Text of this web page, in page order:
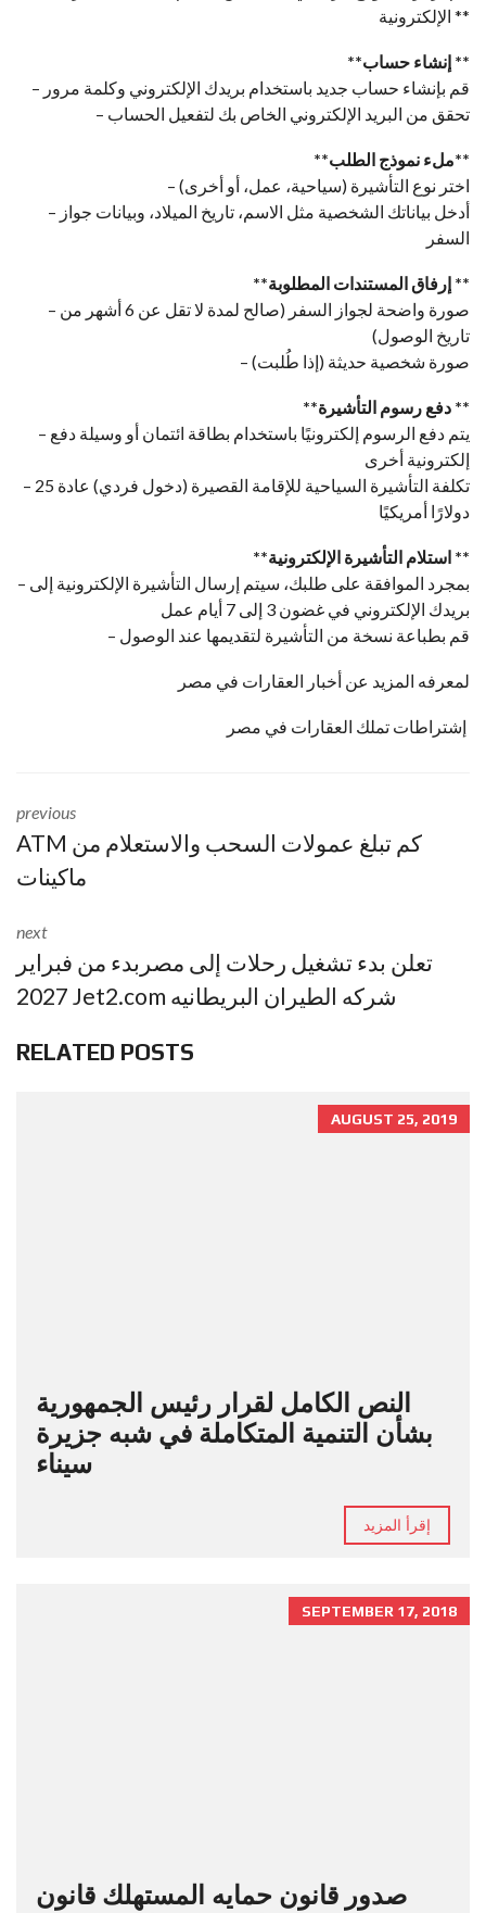
الإلكترونية **
**إنشاء حساب **
– قم بإنشاء حساب جديد باستخدام بريدك الإلكتروني وكلمة مرور
– تحقق من البريد الإلكتروني الخاص بك لتفعيل الحساب
**ملء نموذج الطلب**
– اختر نوع التأشيرة (سياحية، عمل، أو أخرى)
– أدخل بياناتك الشخصية مثل الاسم، تاريخ الميلاد، وبيانات جواز
السفر
**إرفاق المستندات المطلوبة **
– صورة واضحة لجواز السفر (صالح لمدة لا تقل عن 6 أشهر من
تاريخ الوصول)
– صورة شخصية حديثة (إذا طُلبت)
**دفع رسوم التأشيرة **
– يتم دفع الرسوم إلكترونيًا باستخدام بطاقة ائتمان أو وسيلة دفع
إلكترونية أخرى
– تكلفة التأشيرة السياحية للإقامة القصيرة (دخول فردي) عادة 25
دولارًا أمريكيًا
**استلام التأشيرة الإلكترونية **
– بمجرد الموافقة على طلبك، سيتم إرسال التأشيرة الإلكترونية إلى
بريدك الإلكتروني في غضون 3 إلى 7 أيام عمل
– قم بطباعة نسخة من التأشيرة لتقديمها عند الوصول
لمعرفه المزيد عن أخبار العقارات في مصر
previous
ATM كم تبلغ عمولات السحب والاستعلام من
ماكينات
next
تعلن بدء تشغيل رحلات إلى مصربدء من فبراير
2027 Jet2.com شركه الطيران البريطانيه
RELATED POSTS
AUGUST 25, 2019
النص الكامل لقرار رئيس الجمهورية
بشأن التنمية المتكاملة في شبه جزيرة
سيناء
إقرأ المزيد
SEPTEMBER 17, 2018
صدور قانون حمايه المستهلك قانون